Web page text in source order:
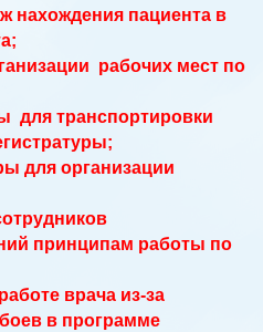
нахождения пациента в
рабочих мест по
для транспортировки
для организации
принципам работы по
врача из-за
в программе